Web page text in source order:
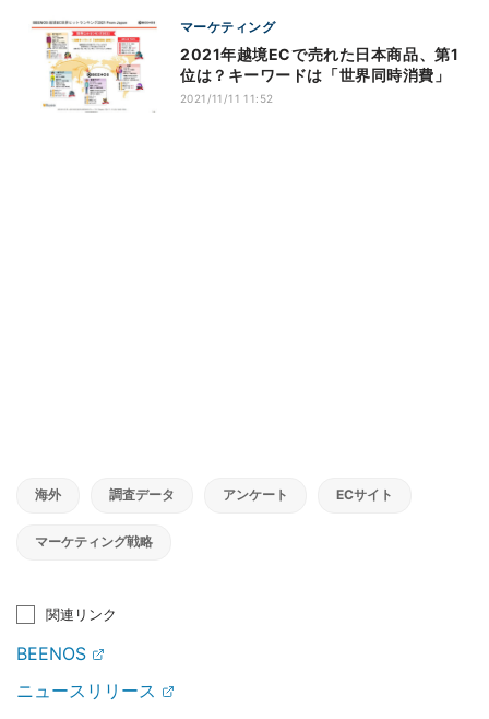
マーケティング
2021年越境ECで売れた日本商品、第1
位は？キーワードは「世界同時消費」
2021/11/11 11:52
海外 調査データ アンケート ECサイト
マーケティング戦略
関連リンク
BEENOS
ニュースリリース